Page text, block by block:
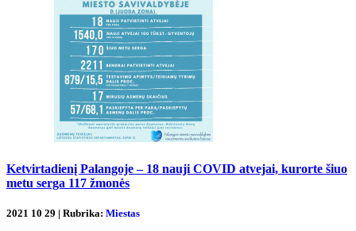
Ketvirtadienį Palangoje – 18 nauji COVID atvejai, kurorte šiuo
metu serga 117 žmonės
2021 10 29 | Rubrika: Miestas